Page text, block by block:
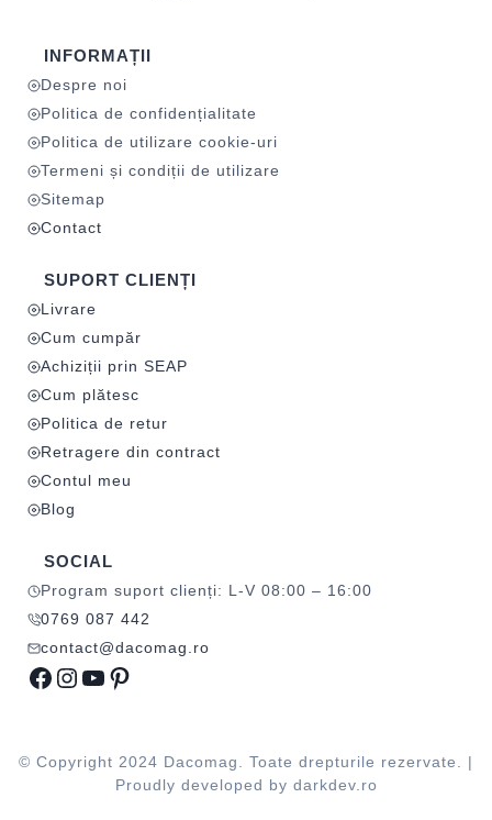
INFORMAȚII
Despre noi
Politica de confidențialitate
Politica de utilizare cookie-uri
Termeni și condiții de utilizare
Sitemap
Contact
SUPORT CLIENȚI
Livrare
Cum cumpăr
Achiziții prin SEAP
Cum plătesc
Politica de retur
Retragere din contract
Contul meu
Blog
SOCIAL
Program suport clienți: L-V 08:00 – 16:00
0769 087 442
contact@dacomag.ro
Facebook
Instagram
YouTube
Pinterest
© Copyright 2024 Dacomag. Toate drepturile rezervate. |
Proudly developed by darkdev.ro